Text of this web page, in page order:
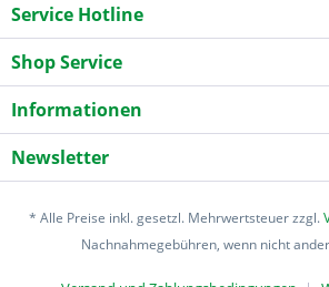
Service Hotline
Shop Service
Informationen
Newsletter
* Alle Preise inkl. gesetzl. Mehrwertsteuer zzgl.
Nachnahmegebühren, wenn nicht